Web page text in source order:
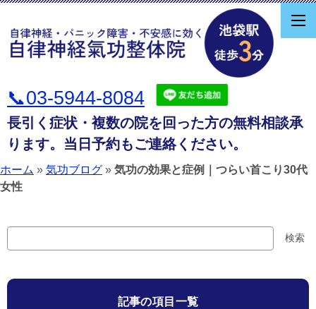
📞03-5944-8084
長引く症状・複数の院を回った方の無料相談承
ります。当日予約もご連絡ください。
ホーム » 気功ブログ » 気功の効果と症例｜つらい首こり30代
女性
索
検索
記事の項目一覧